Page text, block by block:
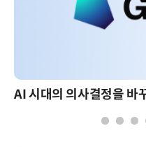
AI 핀옵스 실전 세미나: